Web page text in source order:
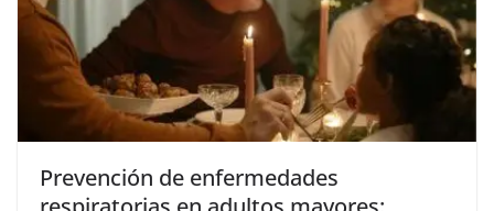
Prevención de enfermedades